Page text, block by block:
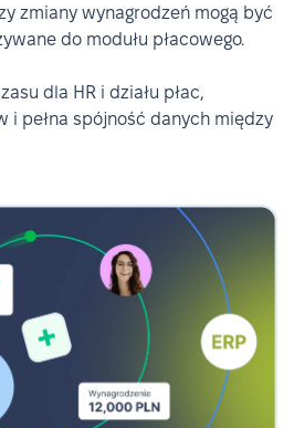
zmiany wynagrodzeń mogą być
do modułu płacowego.
dla HR i działu płac,
i pełna spójność danych między